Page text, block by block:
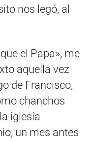
nos legó, al
el Papa», me
aquella vez
de Francisco,
chanchos
iglesia
un mes antes